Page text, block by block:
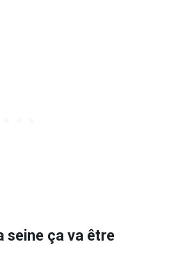
seine ça va être